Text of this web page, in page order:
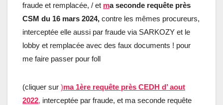
fraude et remplacée, / et ma seconde requête près
CSM du 16 mars 2024, contre les mêmes procureurs,
interceptée elle aussi par fraude via SARKOZY et le
lobby et remplacée avec des faux documents ! pour
me faire passer pour foll
(cliquer sur )ma 1ère requête près CEDH d’ aout
2022, interceptée par fraude, et ma seconde requête